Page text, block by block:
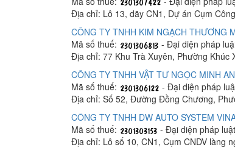
Địa chỉ: Lô 13, dãy CN1, Dự án Cụm
CÔNG TY TNHH KIM NGẠCH THƯƠNG
Mã số thuế:
- Đại diện pháp
Địa chỉ: 77 Khu Trà Xuyên, Phường Khúc
CÔNG TY TNHH VẬT TƯ NGỌC MINH
Mã số thuế:
- Đại diện pháp
Địa chỉ: Số 52, Đường Đồng Chương,
CÔNG TY TNHH DW AUTO SYSTEM
Mã số thuế:
- Đại diện pháp
Địa chỉ: Lô số 10, CN1, Cụm CNDV làng